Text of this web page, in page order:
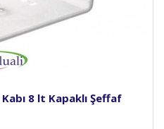
8 lt Kapaklı Şeffaf